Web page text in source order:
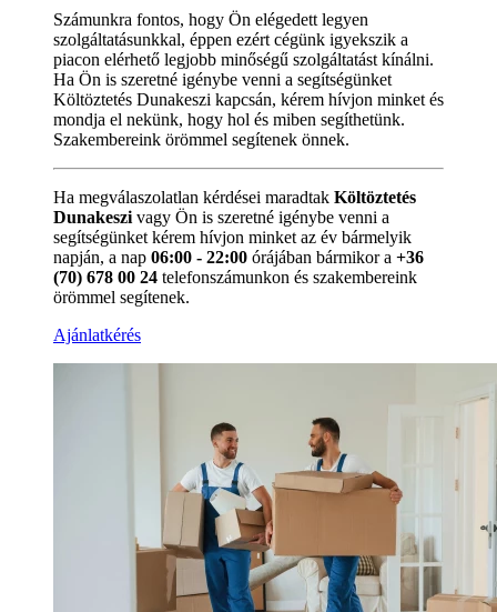
Számunkra fontos, hogy Ön elégedett legyen
szolgáltatásunkkal, éppen ezért cégünk igyekszik a
piacon elérhető legjobb minőségű szolgáltatást kínálni.
Ha Ön is szeretné igénybe venni a segítségünket
Költöztetés Dunakeszi kapcsán, kérem hívjon minket és
mondja el nekünk, hogy hol és miben segíthetünk.
Szakembereink örömmel segítenek önnek.
Ha megválaszolatlan kérdései maradtak Költöztetés
Dunakeszi vagy Ön is szeretné igénybe venni a
segítségünket kérem hívjon minket az év bármelyik
napján, a nap 06:00 - 22:00 órájában bármikor a +36
(70) 678 00 24 telefonszámunkon és szakembereink
örömmel segítenek.
Ajánlatkérés